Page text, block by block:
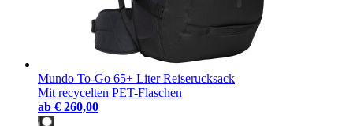
Mundo To-Go 65+ Liter Reiserucksack
Mit recycelten PET-Flaschen
ab € 260,00